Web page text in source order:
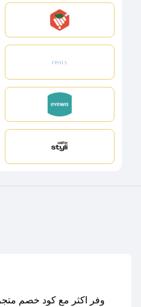
وفر اكثر مع كود خصم